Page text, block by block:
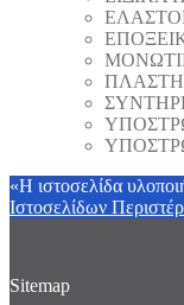
«Η ιστοσελίδα
Ιστοσελίδων
Sitemap